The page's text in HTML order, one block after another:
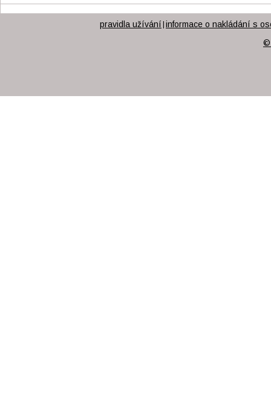
pravidla užívání informace o nakládání s
©